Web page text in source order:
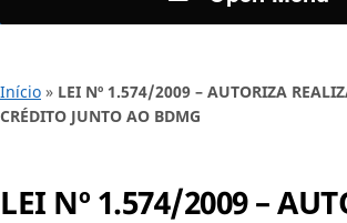
Início » LEI Nº 1.574/2009 – AUTORIZA
CRÉDITO JUNTO AO BDMG
LEI Nº 1.574/2009 –